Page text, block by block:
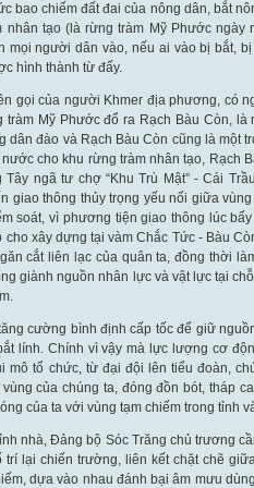
bao chiếm đất đai của nông dân, bắt
tạo (là rừng tràm Mỹ Phước ngày
mọi người dân vào, nếu ai vào bị bắt,
hình thành từ đấy.
gọi của người Khmer địa phương, có
Mỹ Phước đổ ra Rạch Bàu Còn, là
dân đào và Rạch Bàu Còn cũng là một
cho khu rừng tràm nhân tạo, Rạch
ngã tư chợ “Khu Trù Mật” - Cái
giao thông thủy trọng yếu nối giữa
soát, vì phương tiện giao thông lúc
xây dựng tại vàm Chắc Tức - Bàu
cắt liên lạc của quân ta, đồng thời
giành nguồn nhân lực và vật lực tại
cường bình định cấp tốc để giữ
lính. Chính vì vậy mà lực lượng cơ
mô tổ chức, từ đại đội lên tiểu đoàn,
của chúng ta, đóng đồn bót, tháp
của ta với vùng tạm chiếm trong tỉnh
nhà, Đảng bộ Sóc Trăng chủ trương
trí lại chiến trường, liên kết chặt chẽ
dựa vào nhau đánh bại âm mưu